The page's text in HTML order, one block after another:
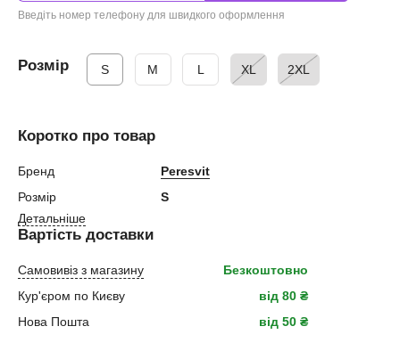
Введіть номер телефону для швидкого оформлення
Розмір S M L XL 2XL
Коротко про товар
Бренд
Peresvit
Розмір
S
Детальніше
Вартість доставки
Самовивіз з магазину
Безкоштовно
Кур'єром по Києву
від 80 ₴
Нова Пошта
від 50 ₴